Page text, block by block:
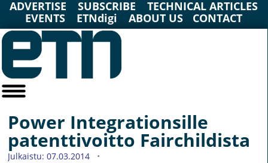
ADVERTISE SUBSCRIBE
TECHNICAL ARTICLES
EVENTS
ETNdigi ABOUT US CONTACT
Power Integrationsille
patenttivoitto Fairchildista
Julkaistu: 07.03.2014